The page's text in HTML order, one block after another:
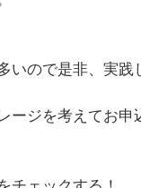
ので是非、実践
ジを考えてお